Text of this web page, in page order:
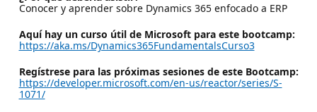
Conocer y aprender sobre Dynamics 365 enfocado a ERP
Aquí hay un curso útil de Microsoft para este bootcamp:
https://aka.ms/Dynamics365FundamentalsCurso3
Regístrese para las próximas sesiones de este Bootcamp:
https://developer.microsoft.com/en-us/reactor/series/S-
1071/